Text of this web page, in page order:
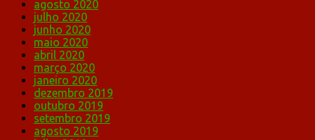
agosto 2020
julho 2020
junho 2020
maio 2020
abril 2020
março 2020
janeiro 2020
dezembro 2019
outubro 2019
setembro 2019
agosto 2019